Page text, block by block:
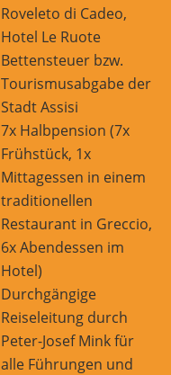
Roveleto di Cadeo,
Hotel Le Ruote
Bettensteuer bzw.
Tourismusabgabe der
Stadt Assisi
7x Halbpension (7x
Frühstück, 1x
Mittagessen in einem
traditionellen
Restaurant in Greccio,
6x Abendessen im
Hotel)
Durchgängige
Reiseleitung durch
Peter-Josef Mink für
alle Führungen und